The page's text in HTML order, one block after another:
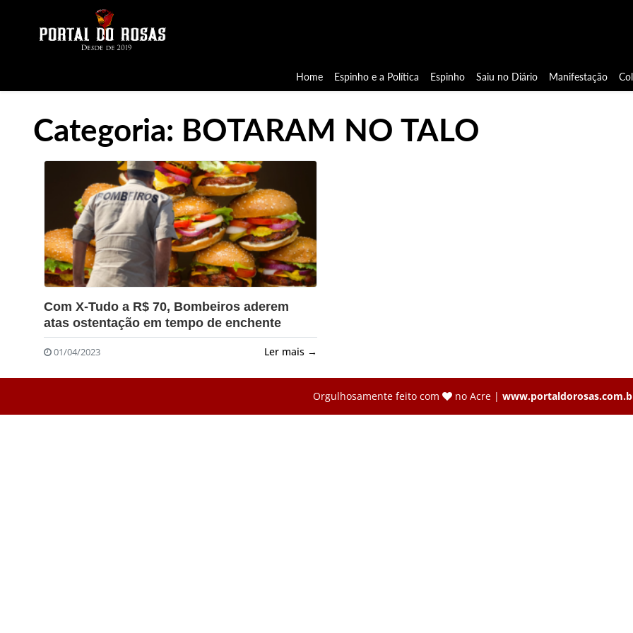
Home Espinho e a Política Espinho Saiu no Diário Manifestação
Categoria: BOTARAM NO TALO
?>
Com X-Tudo a R$ 70, Bombeiros aderem
atas ostentação em tempo de enchente
01/04/2023 Ler mais →
Orgulhosamente feito com no Acre |